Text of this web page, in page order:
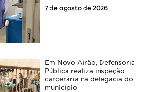
7 de agosto de 2026
Em Novo Airão, Defensoria
Pública realiza inspeção
carcerária na delegacia do
município